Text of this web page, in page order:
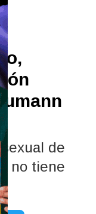
de
no tiene